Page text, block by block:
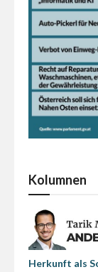
Kolumnen
Herkunft als